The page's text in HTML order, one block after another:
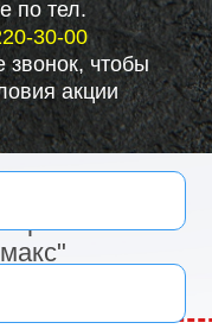
по тел.
30-00
звонок, чтобы
акции
капли